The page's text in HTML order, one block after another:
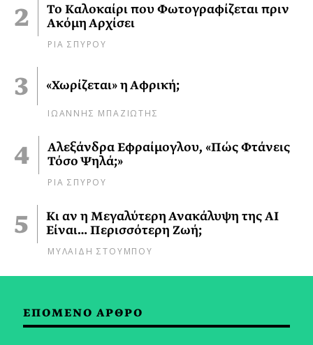
Το Καλοκαίρι που Φωτογραφίζεται πριν
Ακόμη Αρχίσει
ΡΙΑ ΣΠΥΡΟΥ
«Χωρίζεται» η Αφρική;
ΙΩΑΝΝΗΣ ΜΠΑΖΙΩΤΗΣ
Αλεξάνδρα Εφραίμογλου, «Πώς Φτάνεις
Τόσο Ψηλά;»
ΡΙΑ ΣΠΥΡΟΥ
Κι αν η Μεγαλύτερη Ανακάλυψη της AI
Είναι… Περισσότερη Ζωή;
ΜΥΛΑΙΔΗ ΣΤΟΥΜΠΟΥ
ΕΠΟΜΕΝΟ ΑΡΘΡΟ